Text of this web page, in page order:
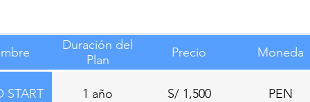
Duración del
Plan
Precio Moneda
START 1 año S/ 1,500 PEN